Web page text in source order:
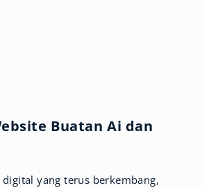
Buatan Ai dan
yang terus berkembang,